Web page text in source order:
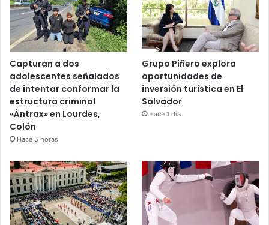
Capturan a dos
adolescentes señalados
de intentar conformar la
estructura criminal
«Ántrax» en Lourdes,
Colón
Hace 5 horas
Grupo Piñero explora
oportunidades de
inversión turística en El
Salvador
Hace 1 día